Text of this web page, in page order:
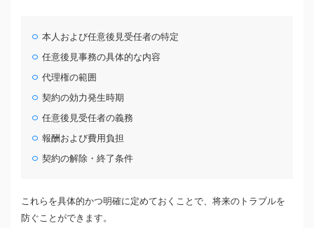
本人および任意後見受任者の特定
任意後見事務の具体的な内容
代理権の範囲
契約の効力発生時期
任意後見受任者の義務
報酬および費用負担
契約の解除・終了条件
これらを具体的かつ明確に定めておくことで、将来のトラブルを
防ぐことができます。